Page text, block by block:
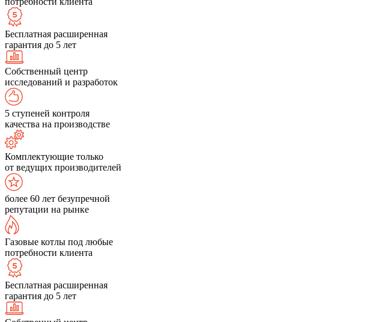
Бесплатная расширенная
гарантия до 5 лет
Собственный центр
исследований и разработок
5 ступеней контроля
качества на производстве
Комплектующие только
от ведущих производителей
более 60 лет безупречной
репутации на рынке
Газовые котлы под любые
потребности клиента
Бесплатная расширенная
гарантия до 5 лет